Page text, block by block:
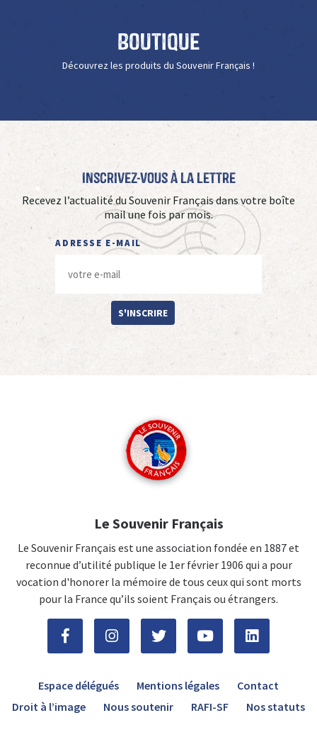
Boutique
Découvrez les produits du Souvenir Français !
Inscrivez-vous à La Lettre
Recevez l’actualité du Souvenir Français dans votre boîte
mail une fois par mois.
ADRESSE E-MAIL
S'INSCRIRE
Le Souvenir Français
Le Souvenir Français est une association fondée en 1887 et
reconnue d’utilité publique le 1er février 1906 qui a pour
vocation d'honorer la mémoire de tous ceux qui sont morts
pour la France qu’ils soient Français ou étrangers.
Espace délégués Mentions légales
Contact
Droit à l’image
Nous soutenir RAFI-SF Nos statuts